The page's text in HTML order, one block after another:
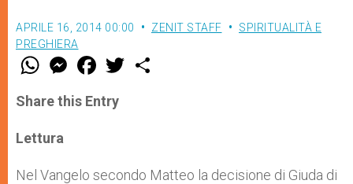
APRILE 16, 2014 00:00 ZENIT STAFF
SPIRITUALITÀ E
PREGHIERA
W
t
s
p
p
M
e
s
e
F
a
e
b
w
Share this Entry
Lettura
Nel Vangelo secondo Matteo la decisione di Giuda di